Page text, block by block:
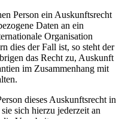
Person ein Auskunftsrecht
Daten an ein
Organisation
dies der Fall ist, so steht der
das Recht zu, Auskunft
im Zusammenhang mit
dieses Auskunftsrecht in
sich hierzu jederzeit an